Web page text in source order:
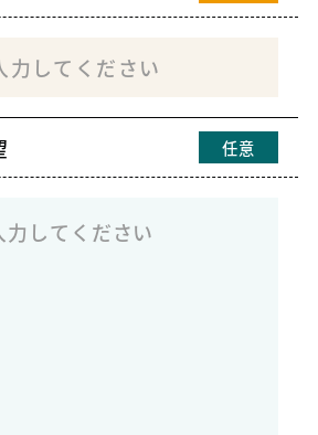
任意